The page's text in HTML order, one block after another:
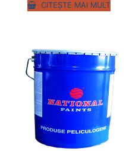
CITEȘTE MAI MULT